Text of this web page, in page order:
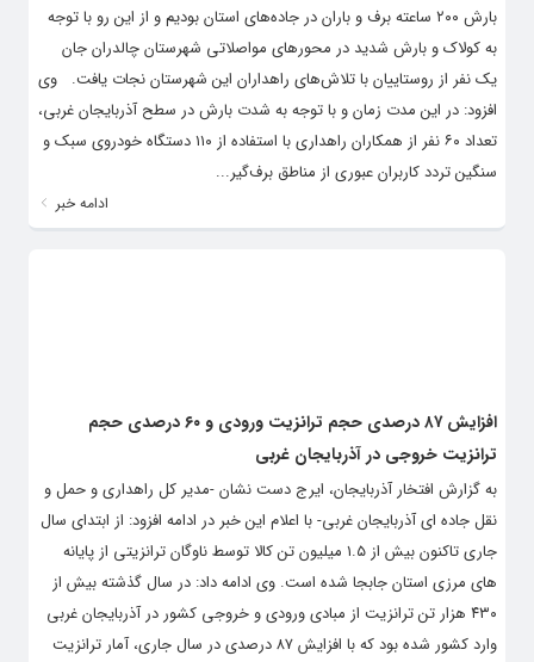
به کولاک و بارش شدید در محورهای مواصلاتی شهرستان چالدران جان
یک نفر از روستاییان با تلاش‌های راهداران این شهرستان نجات یافت. وی
افزود: در این مدت زمان و با توجه به شدت بارش در سطح آذربایجان غربی،
تعداد ۶۰ نفر از همکاران راهداری با استفاده از ۱۱۰ دستگاه خودروی سبک و
سنگین تردد کاربران عبوری از مناطق برف‌گیر...
ترانزیت خروجی در آذربایجان غربی
به گزارش افتخار آذربایجان، ایرج دست نشان -مدیر کل راهداری و حمل و
نقل جاده ای آذربایجان غربی- با اعلام این خبر در ادامه افزود: از ابتدای سال
جاری تاکنون بیش از ۱.۵ میلیون تن کالا توسط ناوگان ترانزیتی از پایانه
های مرزی استان‌ جابجا شده است. وی ادامه داد: در سال گذشته بیش از
۴۳۰ هزار تن ترانزیت از مبادی ورودی و خروجی کشور در آذربایجان غربی
وارد کشور شده بود که با افزایش ۸۷ درصدی در سال جاری، آمار ترانزیت
ورودی هم اکنون به بیش از ۸۰۵ هزار تن رسیده است. این مقام مسئول با